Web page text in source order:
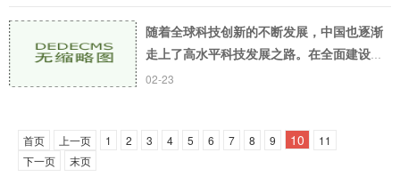
随着全球科技创新的不断发展，中国也逐渐
走上了高水平科技发展之路。在全面建设创
新型国家的背景下，中国的科技创新表现得
02-23
首页 上一页 1 2 3 4 5 6 7 8 9 10
11
下一页
末页